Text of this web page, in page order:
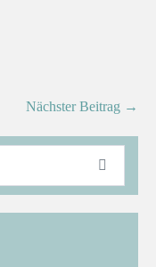
Nächster Beitrag →